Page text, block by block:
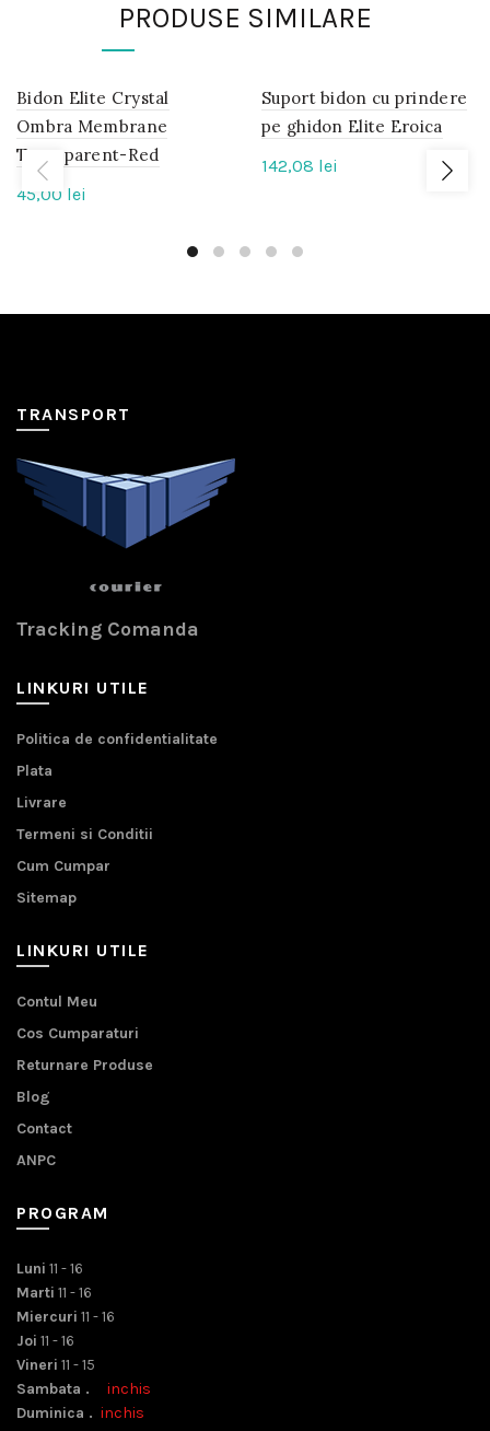
PRODUSE SIMILARE
IN
STOC
Bidon Elite Crystal
Ombra Membrane
Transparent-Red
45,00 lei
IN
STOC
Suport bidon cu prindere
pe ghidon Elite Eroica
142,08 lei
TRANSPORT
Tracking Comanda
LINKURI UTILE
Politica de confidentialitate
Plata
Livrare
Termeni si Conditii
Cum Cumpar
Sitemap
LINKURI UTILE
Contul Meu
Cos Cumparaturi
Returnare Produse
Blog
Contact
ANPC
PROGRAM
Luni 11 - 16
Marti 11 - 16
Miercuri 11 - 16
Joi 11 - 16
Vineri 11 - 15
Sambata . inchis
Duminica . inchis